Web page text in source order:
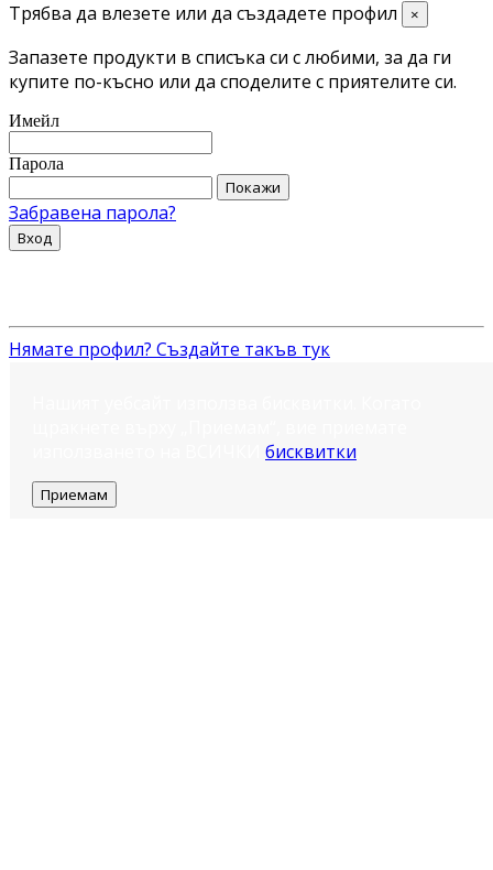
Трябва да влезете или да създадете профил ×
Запазете продукти в списъка си с любими, за да ги
купите по-късно или да споделите с приятелите си.
Имейл
Парола
Покажи
Забравена парола?
Вход
Нямате профил? Създайте такъв тук
бисквитки
Приемам